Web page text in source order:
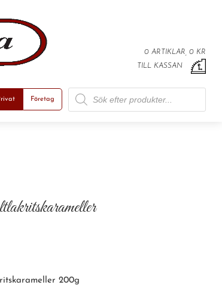
0 ARTIKLAR, 0 KR
TILL KASSAN
Företag
Products search
200g